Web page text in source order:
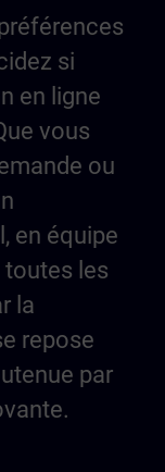
si
en ligne
vous
ou
en équipe
les
la
repose
par